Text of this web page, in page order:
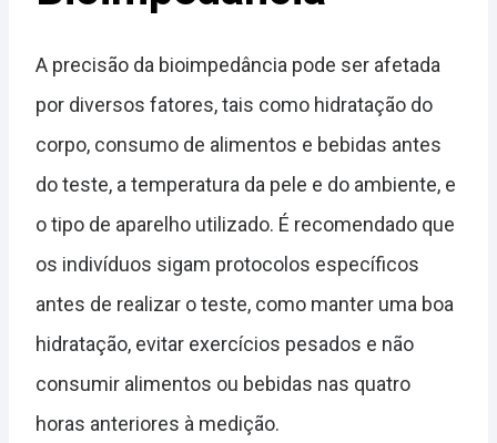
A precisão da bioimpedância pode ser afetada
por diversos fatores, tais como hidratação do
corpo, consumo de alimentos e bebidas antes
do teste, a temperatura da pele e do ambiente, e
o tipo de aparelho utilizado. É recomendado que
os indivíduos sigam protocolos específicos
antes de realizar o teste, como manter uma boa
hidratação, evitar exercícios pesados e não
consumir alimentos ou bebidas nas quatro
horas anteriores à medição.